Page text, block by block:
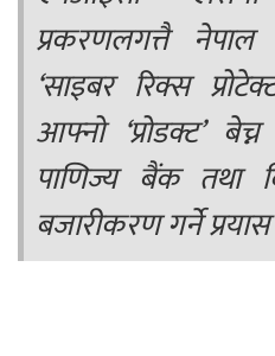
प्रकरणलगत्तै नेपाल
‘साइबर रिक्स
आफ्नो ‘प्रोडक्ट’
पाणिज्य बैंक तथा
बजारीकरण गर्ने प्रयास